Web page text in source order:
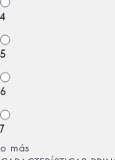
4
5
6
7
o más